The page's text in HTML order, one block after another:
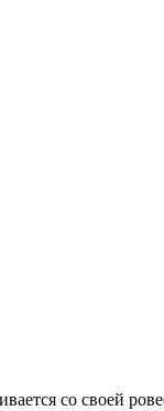
со своей